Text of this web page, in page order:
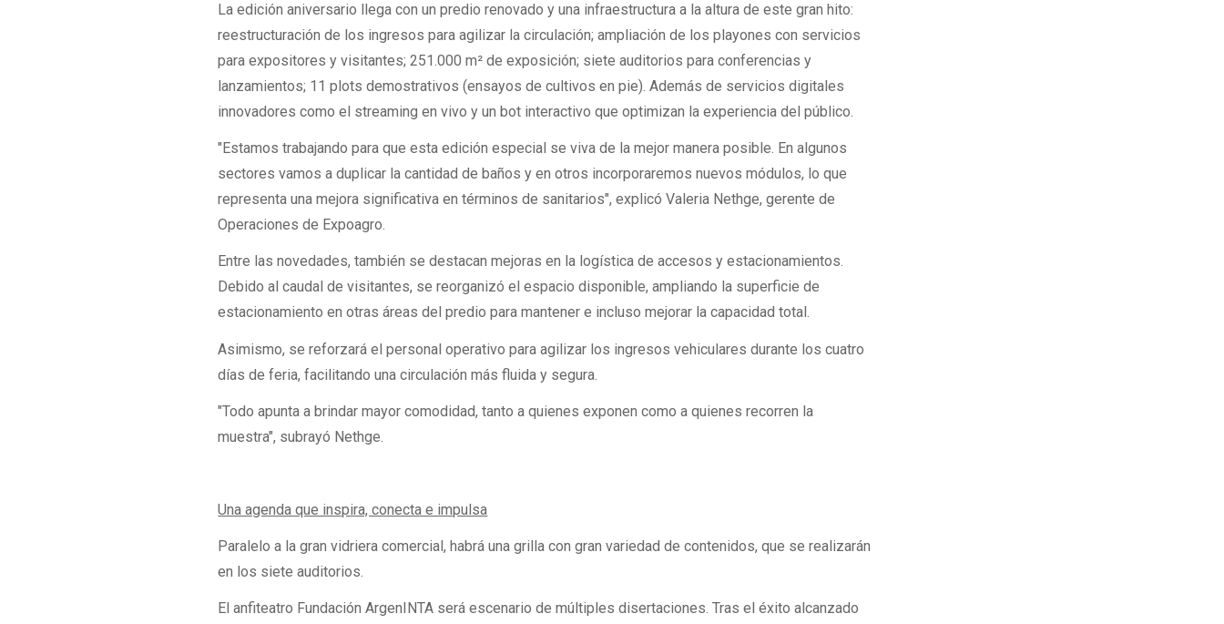
La edición aniversario llega con un predio renovado y una infraestructura a la altura de este gran hito:
reestructuración de los ingresos para agilizar la circulación; ampliación de los playones con servicios
para expositores y visitantes; 251.000 m² de exposición; siete auditorios para conferencias y
lanzamientos; 11 plots demostrativos (ensayos de cultivos en pie). Además de servicios digitales
innovadores como el streaming en vivo y un bot interactivo que optimizan la experiencia del público.
"Estamos trabajando para que esta edición especial se viva de la mejor manera posible. En algunos
sectores vamos a duplicar la cantidad de baños y en otros incorporaremos nuevos módulos, lo que
representa una mejora significativa en términos de sanitarios", explicó Valeria Nethge, gerente de
Operaciones de Expoagro.
Entre las novedades, también se destacan mejoras en la logística de accesos y estacionamientos.
Debido al caudal de visitantes, se reorganizó el espacio disponible, ampliando la superficie de
estacionamiento en otras áreas del predio para mantener e incluso mejorar la capacidad total.
Asimismo, se reforzará el personal operativo para agilizar los ingresos vehiculares durante los cuatro
días de feria, facilitando una circulación más fluida y segura.
"Todo apunta a brindar mayor comodidad, tanto a quienes exponen como a quienes recorren la
muestra", subrayó Nethge.
Una agenda que inspira, conecta e impulsa
Paralelo a la gran vidriera comercial, habrá una grilla con gran variedad de contenidos, que se realizarán
en los siete auditorios.
El anfiteatro Fundación ArgenINTA será escenario de múltiples disertaciones. Tras el éxito alcanzado